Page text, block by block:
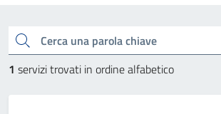
Cerca una parola chiave
1 servizi trovati in ordine alfabetico